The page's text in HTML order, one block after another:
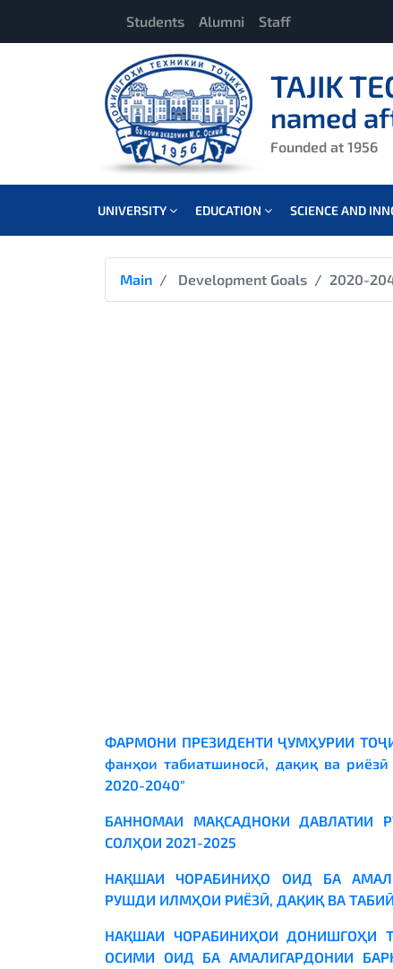
Students Alumni Staff
TAJIK
named
Founded at 1956
UNIVERSITY EDUCATION SCIENCE AND
Main Development Goals 2020-
ФАРМОНИ ПРЕЗИДЕНТИ ҶУМҲУРИИ
фанҳои табиатшиносӣ, дақиқ ва
2020-2040"
БАННОМАИ МАҚСАДНОКИ ДАВЛАТИИ
СОЛҲОИ 2021-2025
НАҚШАИ ЧОРАБИНИҲО ОИД БА
РУШДИ ИЛМҲОИ РИЁЗӢ, ДАҚИҚ ВА
НАҚШАИ ЧОРАБИНИҲОИ ДОНИШГОҲИ
ОСИМИ ОИД БА АМАЛИГАРДОНИИ